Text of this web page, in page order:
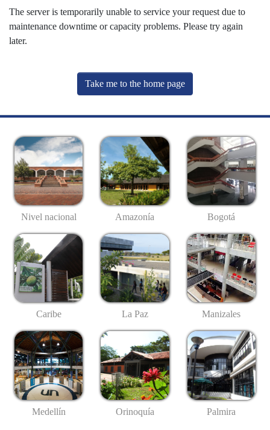
The server is temporarily unable to service your request due to
maintenance downtime or capacity problems. Please try again
later.
Take me to the home page
Nivel nacional Amazonía Bogotá
Caribe La Paz Manizales
Medellín Orinoquía Palmira